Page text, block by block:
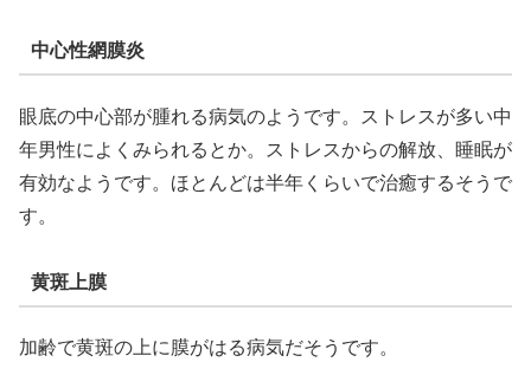
中心性網膜炎
眼底の中心部が腫れる病気のようです。ストレスが多い中
年男性によくみられるとか。ストレスからの解放、睡眠が
有効なようです。ほとんどは半年くらいで治癒するそうで
す。
黄斑上膜
加齢で黄斑の上に膜がはる病気だそうです。